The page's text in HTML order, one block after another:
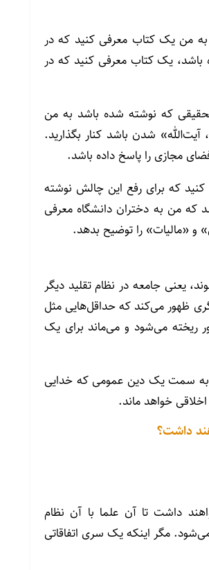
من یک کتاب معرفی کنید که در
یک کتاب معرفی کنید که در
که نوشته شده باشد به من
شدن باشد کنار بگذارید.
مجازی را پاسخ داده باشد.
من معرفی کنید که برای رفع این چالش نوشته
من به دختران دانشگاه معرفی
«مالیات» را توضیح بدهد.
یعنی جامعه در نظام تقلید دیگر
ظهور می‌کند که حداقل‌هایی مثل
ریخته می‌شود و می‌ماند برای یک
به سمت یک دین عمومی که خدایی
خواهد ماند.
داشت؟
داشت تا آن علما با آن نظام
مگر اینکه یک سری اتفاقاتی